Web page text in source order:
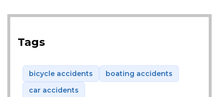
Tags
bicycle accidents
boating accidents
car accidents